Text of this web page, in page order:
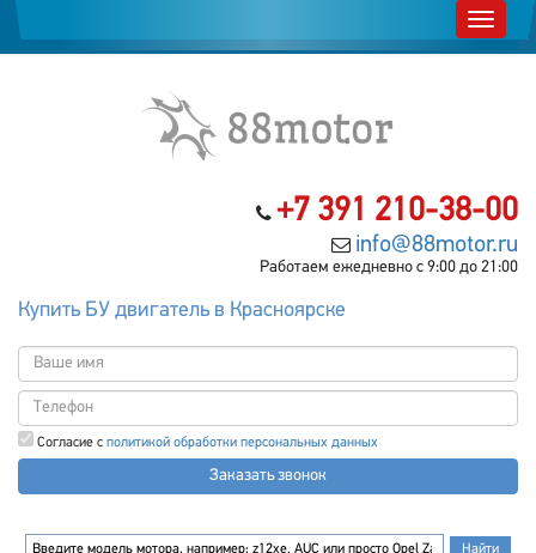
+7 391 210-38-00
info@88motor.ru
Работаем ежедневно с 9:00 до 21:00
Купить БУ двигатель в Красноярске
Согласие с политикой обработки персональных данных
Заказать звонок